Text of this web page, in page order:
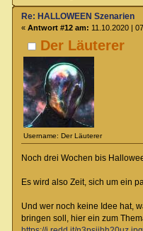
Der Läuterer
Username: Der Läuterer
Re: HALLOWEEN Szenarien
« Antwort #12 am: 11.10.2020 |
Noch drei Wochen bis
Es wird also Zeit, sich um ein
Und wer noch keine Idee hat,
bringen soll, hier ein zum